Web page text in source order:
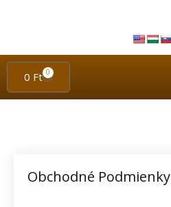
0 Ft 0
Obchodné Podmienky